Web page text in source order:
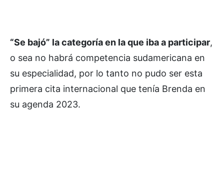
“Se bajó” la categoría en la que iba a participar,
o sea no habrá competencia sudamericana en
su especialidad, por lo tanto no pudo ser esta
primera cita internacional que tenía Brenda en
su agenda 2023.